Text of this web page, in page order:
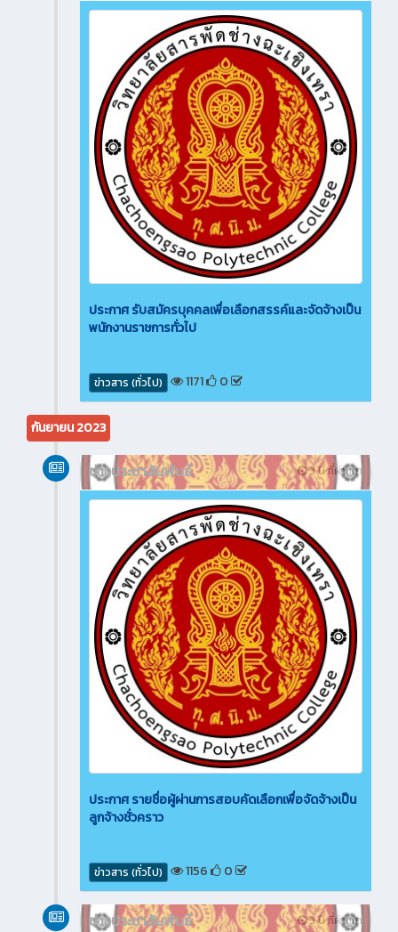
ประกาศ รับสมัครบุคคลเพื่อเลือกสรรค์และจัดจ้างเป็น
พนักงานราชการทั่วไป
ข่าวสาร (ทั่วไป) 1171 0
กันยายน 2023
3 ปี ที่ผ่านมา
ข่าวประชาสัมพันธ์
ประกาศ รายชื่อผู้ผ่านการสอบคัดเลือกเพื่อจัดจ้างเป็น
ลูกจ้างชั่วคราว
ข่าวสาร (ทั่วไป) 1156 0
3 ปี ที่ผ่านมา
ข่าวประชาสัมพันธ์